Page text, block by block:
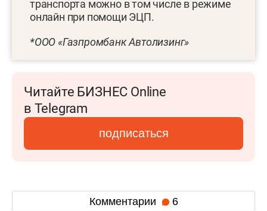
транспорта можно в том числе в режиме
онлайн при помощи ЭЦП.
*ООО «Газпромбанк Автолизинг»
Читайте БИЗНЕС Online
в Telegram
подписаться
Комментарии 6